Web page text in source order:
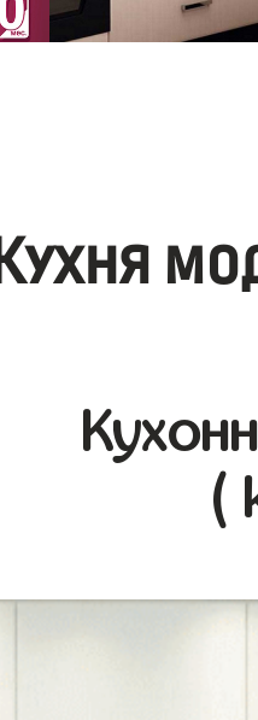
Кухня
(